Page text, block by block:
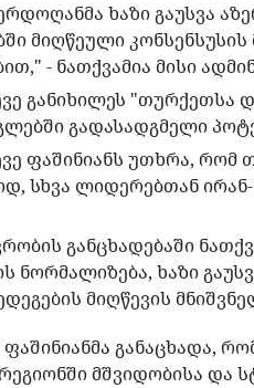
ხაზი გაუსვა
მიღწეული
- ნათქვამია მისი
განიხილეს
გადასადგმელი
ფაშინიანს უთხრა, რომ
სხვა ლიდერებთან
განცხადებაში
ნორმალიზება, ხაზი
მიღწევის
განაცხადა,
მშვიდობისა და